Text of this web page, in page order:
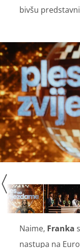
bivšu
Naime, Franka
nastupa na